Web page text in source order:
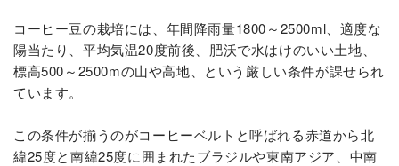
コーヒー豆の栽培には、年間降雨量1800～2500ml、適度な
陽当たり、平均気温20度前後、肥沃で水はけのいい土地、
標高500～2500mの山や高地、という厳しい条件が課せられ
ています。
この条件が揃うのがコーヒーベルトと呼ばれる赤道から北
緯25度と南緯25度に囲まれたブラジルや東南アジア、中南